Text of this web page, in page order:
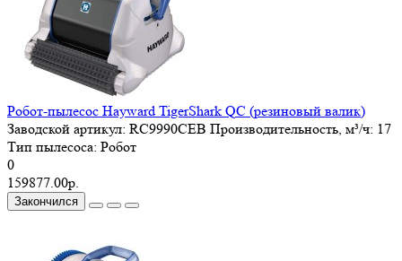
Робот-пылесос Hayward TigerShark QC (резиновый валик)
Заводской артикул: RC9990CEB Производительность, м³/ч: 17
Тип пылесоса: Робот
0
159877.00р.
Закончился